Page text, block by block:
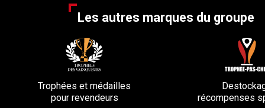
Les autres marques du groupe
Trophées et médailles
pour revendeurs
récompenses